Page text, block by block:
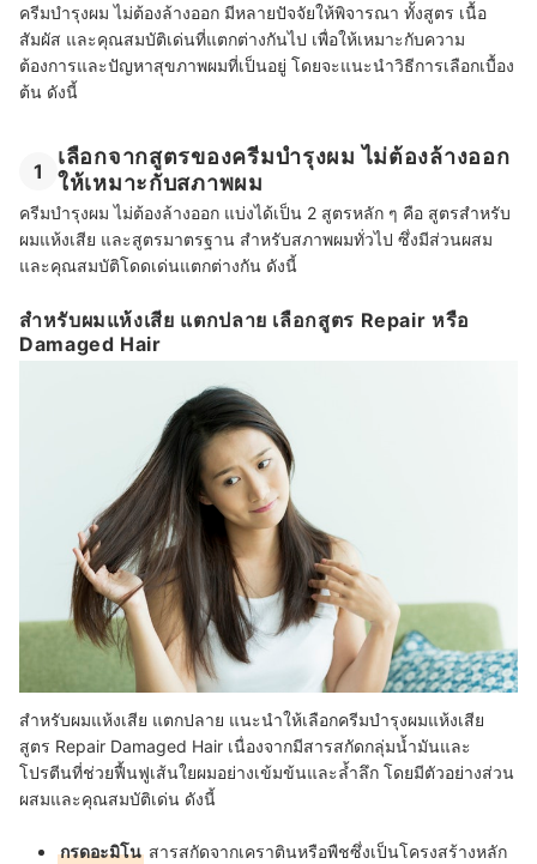
ครีมบํารุงผม ไม่ต้องล้างออก มีหลายปัจจัยให้พิจารณา ทั้งสูตร เนื้อ
สัมผัส และคุณสมบัติเด่นที่แตกต่างกันไป เพื่อให้เหมาะกับความ
ต้องการและปัญหาสุขภาพผมที่เป็นอยู่ โดยจะแนะนำวิธีการเลือกเบื้อง
ต้น ดังนี้
1
เลือกจากสูตรของครีมบํารุงผม ไม่ต้องล้างออก
ให้เหมาะกับสภาพผม
ครีมบํารุงผม ไม่ต้องล้างออก แบ่งได้เป็น 2 สูตรหลัก ๆ คือ สูตรสำหรับ
ผมแห้งเสีย และสูตรมาตรฐาน สำหรับสภาพผมทั่วไป ซึ่งมีส่วนผสม
และคุณสมบัติโดดเด่นแตกต่างกัน ดังนี้
สำหรับผมแห้งเสีย แตกปลาย เลือกสูตร Repair หรือ
Damaged Hair
สำหรับผมแห้งเสีย แตกปลาย แนะนำให้เลือกครีมบํารุงผมแห้งเสีย
สูตร Repair Damaged Hair เนื่องจากมีสารสกัดกลุ่มน้ำมันและ
โปรตีนที่ช่วยฟื้นฟูเส้นใยผมอย่างเข้มข้นและล้ำลึก โดยมีตัวอย่างส่วน
ผสมและคุณสมบัติเด่น ดังนี้
กรดอะมิโน สารสกัดจากเคราตินหรือพืชซึ่งเป็นโครงสร้างหลัก